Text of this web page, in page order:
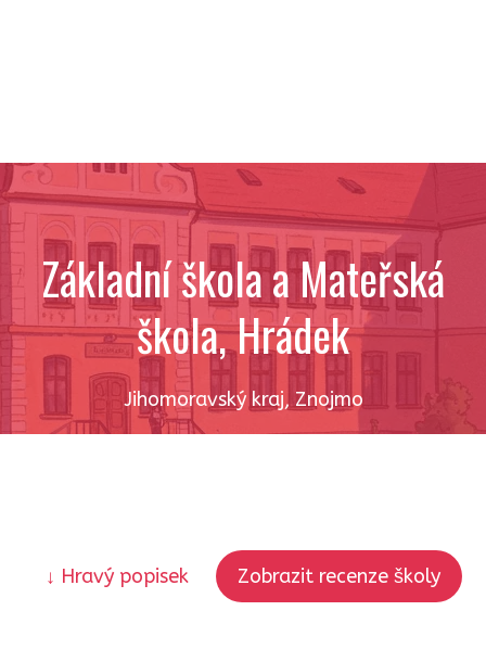
Základní škola a Mateřská
škola, Hrádek
Jihomoravský kraj, Znojmo
↓ Hravý popisek Zobrazit recenze školy